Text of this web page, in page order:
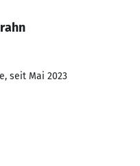
seit Mai 2023